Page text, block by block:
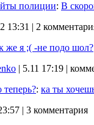
полиции: В
13:31 | 2
же я ;( -не подо шол?
| 5.11 17:19 |
теперь?: ка ты
| 3 комментария